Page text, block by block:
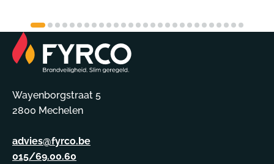
Wayenborgstraat 5
2800 Mechelen
advies@fyrco.be
015/69.00.60